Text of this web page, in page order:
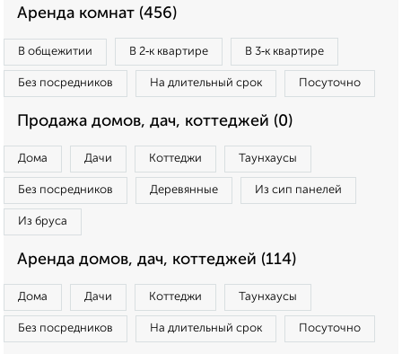
Аренда комнат (456)
В общежитии В 2‑к квартире В 3‑к квартире
Без посредников На длительный срок Посуточно
Продажа домов, дач, коттеджей (0)
Дома Дачи Коттеджи Таунхаусы
Без посредников Деревянные Из сип панелей
Из бруса
Аренда домов, дач, коттеджей (114)
Дома Дачи Коттеджи Таунхаусы
Без посредников На длительный срок Посуточно